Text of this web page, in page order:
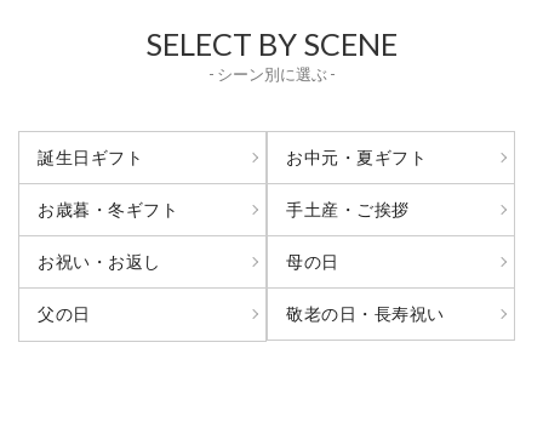
SELECT BY SCENE
- シーン別に選ぶ -
誕生日ギフト お中元・夏ギフト
お歳暮・冬ギフト 手土産・ご挨拶
お祝い・お返し 母の日
父の日 敬老の日・長寿祝い